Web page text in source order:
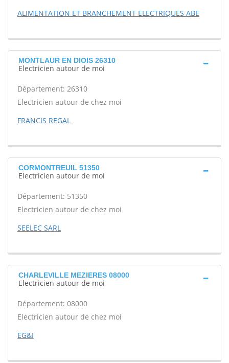
ALIMENTATION ET BRANCHEMENT ELECTRIQUES ABE
MONTLAUR EN DIOIS 26310
Electricien autour de moi
Département: 26310
Electricien autour de chez moi
FRANCIS REGAL
CORMONTREUIL 51350
Electricien autour de moi
Département: 51350
Electricien autour de chez moi
SEELEC SARL
CHARLEVILLE MEZIERES 08000
Electricien autour de moi
Département: 08000
Electricien autour de chez moi
EG&I